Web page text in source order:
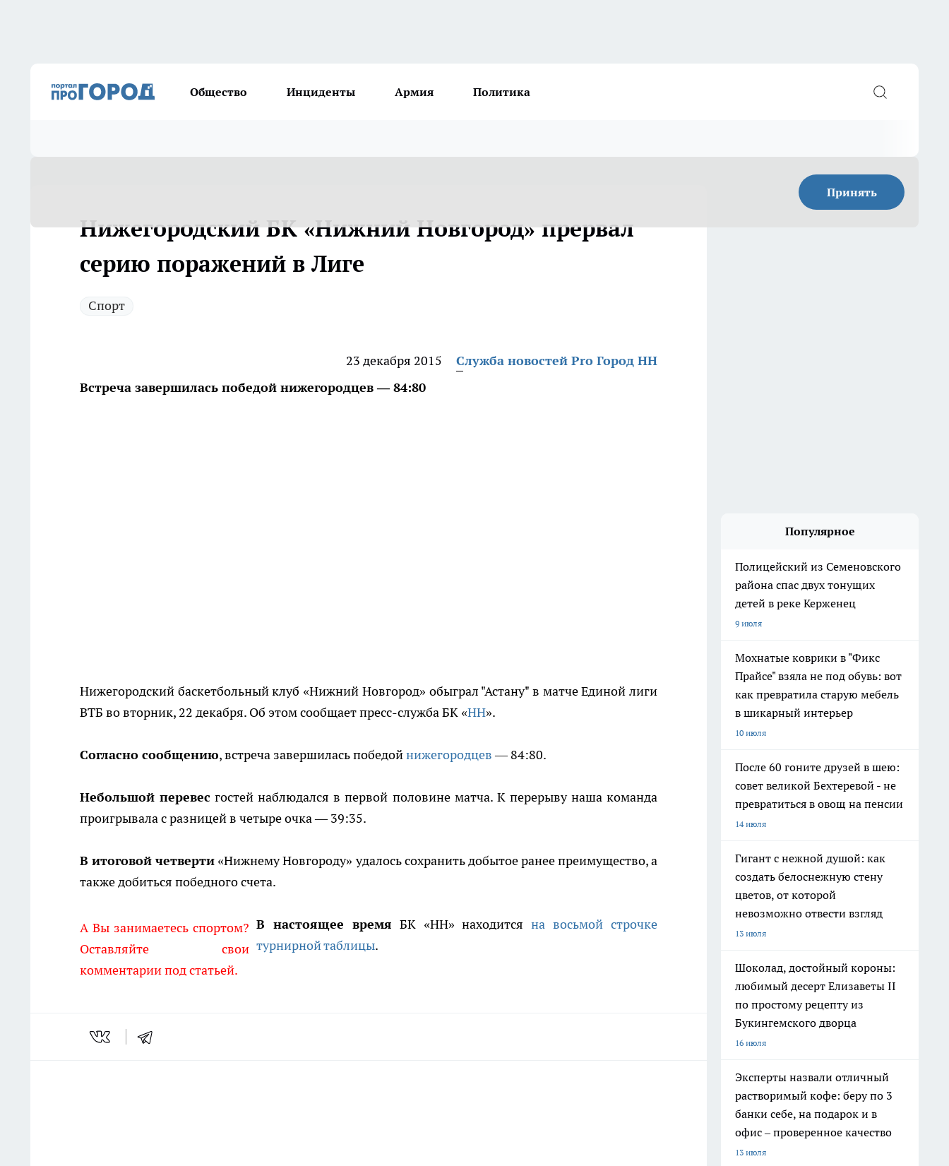
Общество Инциденты Армия Политика
Принять
Нижегородский БК «Нижний Новгород» прервал
серию поражений в Лиге
Спорт
23 декабря 2015
Служба новостей Pro Город НН
Встреча завершилась победой нижегородцев — 84:80
Нижегородский баскетбольный клуб «Нижний Новгород» обыграл "Астану" в матче Единой лиги
ВТБ во вторник, 22 декабря. Об этом сообщает пресс-служба БК «НН».
Согласно сообщению, встреча завершилась победойнижегородцев— 84:80.
Небольшой перевес гостей наблюдался в первой половине матча. К перерыву наша команда
проигрывала с разницей в четыре очка — 39:35.
В итоговой четверти «Нижнему Новгороду» удалось сохранить добытое ранее преимущество, а
также добиться победного счета.
А Вы занимаетесь спортом?
Оставляйте свои
комментарии под статьей.
В настоящее время БК «НН» находитсяна восьмой строчке
турнирной таблицы.
Популярное
Полицейский из Семеновского
района спас двух тонущих
детей в реке Керженец
9 июля
Мохнатые коврики в "Фикс
Прайсе" взяла не под обувь: вот
как превратила старую мебель
в шикарный интерьер
10 июля
После 60 гоните друзей в шею:
совет великой Бехтеревой - не
превратиться в овощ на пенсии
14 июля
Гигант с нежной душой: как
создать белоснежную стену
цветов, от которой
невозможно отвести взгляд
13 июля
Шоколад, достойный короны:
любимый десерт Елизаветы II
по простому рецепту из
Букингемского дворца
16 июля
Эксперты назвали отличный
растворимый кофе: беру по 3
банки себе, на подарок и в
офис – проверенное качество
13 июля